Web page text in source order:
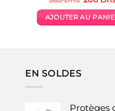
initial
était :
AJOUTER AU
EN SOLDES
Protèges